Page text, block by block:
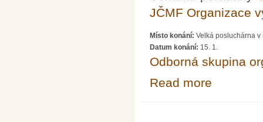
JČMF Organizace
Místo konání: Velká posluchárna v
Datum konání: 15. 1.
Odborná skupina
Read more